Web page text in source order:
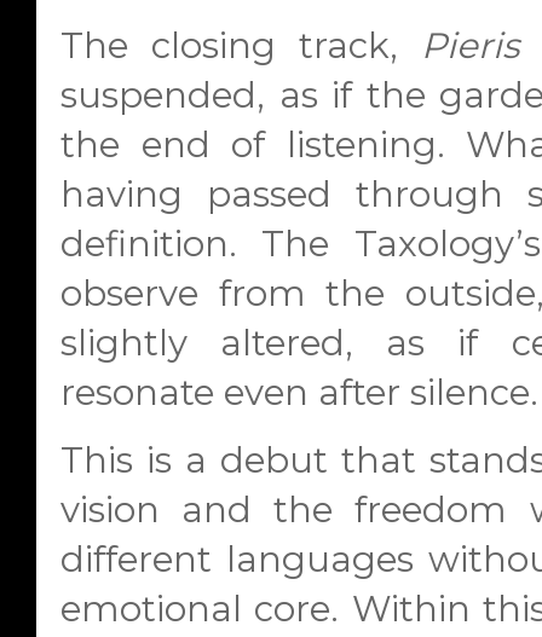
The closing track, Pieris
suspended, as if the
the end of listening.
having passed through
definition. The
observe from the
slightly altered, as if
resonate even after silence.
This is a debut that
vision and the freedom
different languages
emotional core. Within